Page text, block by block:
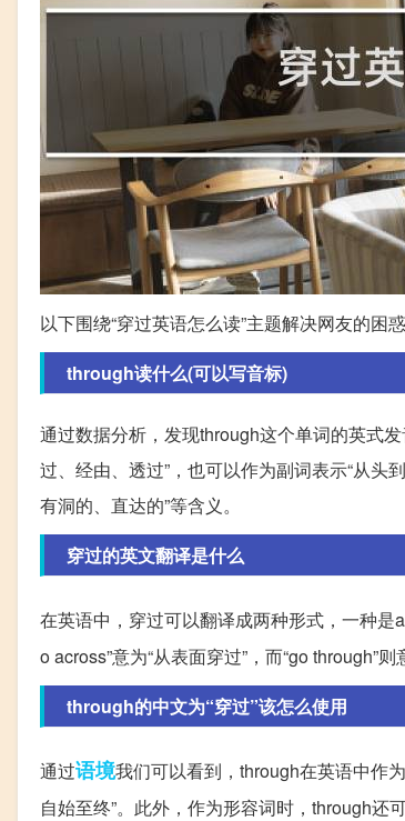
以下围绕“穿过英语怎么读”主题解决网友的困惑
through读什么(可以写音标)
通过数据分析，发现through这个单词的英式
过、经由、透过”，也可以作为副词表示“从头
有洞的、直达的”等含义。
穿过的英文翻译是什么
在英语中，穿过可以翻译成两种形式，一种是
o across”意为“从表面穿过”，而“go through”则
through的中文为“穿过”该怎么使用
通过语境我们可以看到，through在英语中作
自始至终”。此外，作为形容词时，through还